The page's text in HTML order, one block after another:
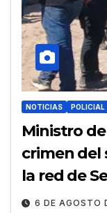
NOTICIAS POLICIAL
Ministro
crimen del
la red de
6 DE AGOSTO